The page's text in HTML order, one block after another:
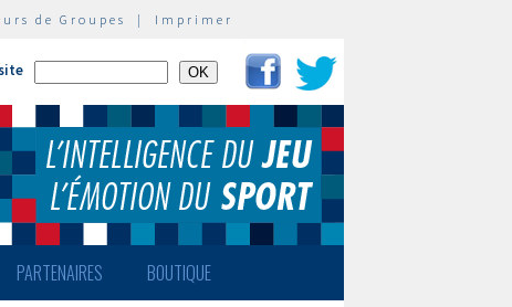
de Groupes | Imprimer
PARTENAIRES BOUTIQUE